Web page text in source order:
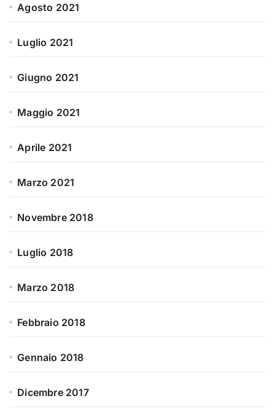
Agosto 2021
Luglio 2021
Giugno 2021
Maggio 2021
Aprile 2021
Marzo 2021
Novembre 2018
Luglio 2018
Marzo 2018
Febbraio 2018
Gennaio 2018
Dicembre 2017